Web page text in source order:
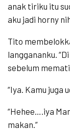
anak tiriku itu
aku jadi horny
Tito
langgananku.
sebelum
“Iya. Kamu juga
“Hehee….iya
makan.”